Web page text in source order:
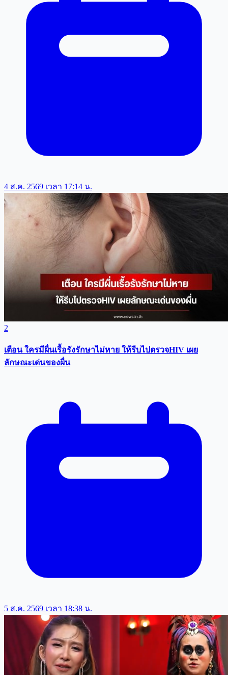
4 ส.ค. 2569 เวลา 17:14 น.
2
เตือน ใครมีผื่นเรื้อรังรักษาไม่หาย ให้รีบไปตรวจHIV เผย
ลักษณะเด่นของผื่น
5 ส.ค. 2569 เวลา 18:38 น.